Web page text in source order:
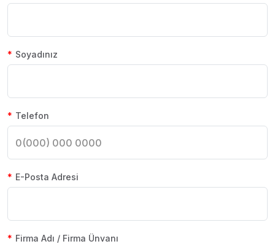
Soyadınız
Telefon
E-Posta Adresi
Firma Adı / Firma Ünvanı